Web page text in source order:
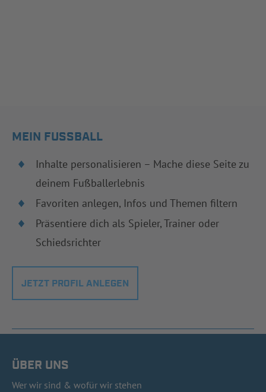
MEIN FUSSBALL
Inhalte personalisieren – Mache diese Seite zu
deinem Fußballerlebnis
Favoriten anlegen, Infos und Themen filtern
Präsentiere dich als Spieler, Trainer oder
Schiedsrichter
JETZT PROFIL ANLEGEN
ÜBER UNS
Wer wir sind & wofür wir stehen